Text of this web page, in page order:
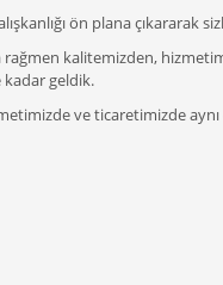
ön plana
rağmen kalitemizden,
geldik.
ve ticaretimizde aynı